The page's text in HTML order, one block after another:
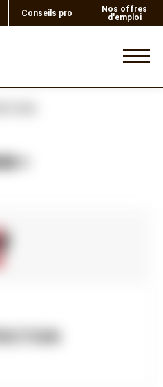
Conseils pro
Nos offres
d'emploi